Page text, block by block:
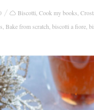
Biscotti Cook my books
Bake from scratch biscotti a fiore